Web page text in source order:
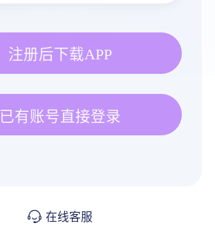
注册后下载APP
已有账号直接登录
在线客服